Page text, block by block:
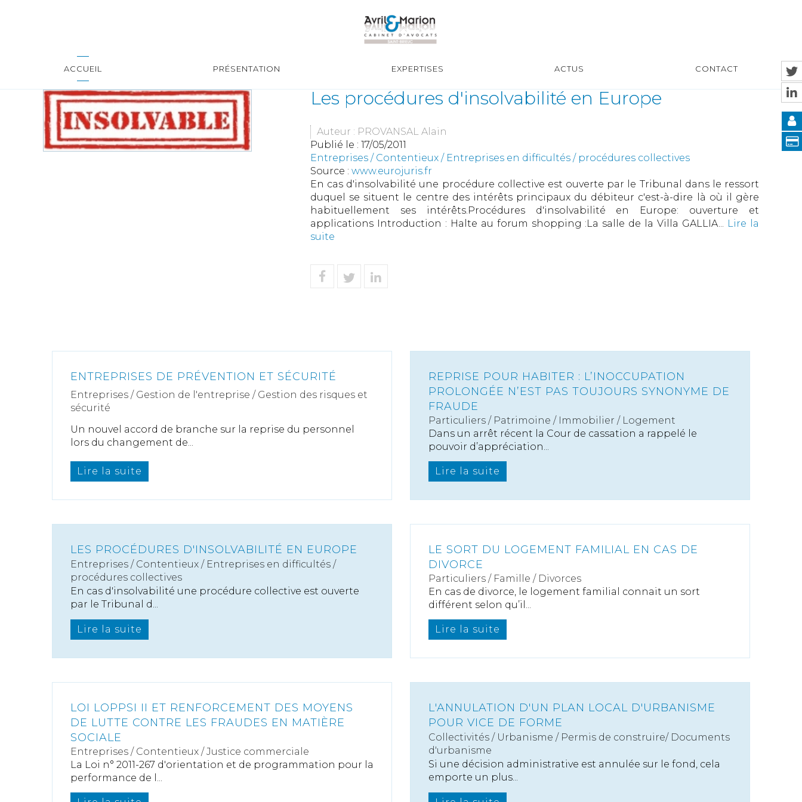
ACCUEIL PRÉSENTATION EXPERTISES ACTUS CONTACT
Les procédures d'insolvabilité en Europe
Auteur : PROVANSAL Alain
Publié le : 17/05/2011
Entreprises / Contentieux / Entreprises en difficultés / procédures collectives
Source : www.eurojuris.fr
En cas d'insolvabilité une procédure collective est ouverte par le Tribunal dans le ressort
duquel se situent le centre des intérêts principaux du débiteur c'est-à-dire là où il gère
habituellement ses intérêts.Procédures d'insolvabilité en Europe: ouverture et
applications Introduction : Halte au forum shopping :La salle de la Villa GALLIA... Lire la
suite
ENTREPRISES DE PRÉVENTION ET SÉCURITÉ
Entreprises / Gestion de l'entreprise / Gestion des risques et
sécurité
Un nouvel accord de branche sur la reprise du personnel
lors du changement de...
Lire la suite
REPRISE POUR HABITER : L’INOCCUPATION
PROLONGÉE N’EST PAS TOUJOURS SYNONYME DE
FRAUDE
Particuliers / Patrimoine / Immobilier / Logement
Dans un arrêt récent la Cour de cassation a rappelé le
pouvoir d’appréciation...
Lire la suite
LES PROCÉDURES D'INSOLVABILITÉ EN EUROPE
Entreprises / Contentieux / Entreprises en difficultés /
procédures collectives
En cas d'insolvabilité une procédure collective est ouverte
par le Tribunal d...
Lire la suite
LE SORT DU LOGEMENT FAMILIAL EN CAS DE
DIVORCE
Particuliers / Famille / Divorces
En cas de divorce, le logement familial connait un sort
différent selon qu’il...
Lire la suite
LOI LOPPSI II ET RENFORCEMENT DES MOYENS
DE LUTTE CONTRE LES FRAUDES EN MATIÈRE
SOCIALE
Entreprises / Contentieux /Justice commerciale
La Loi n° 2011-267 d'orientation et de programmation pour la
performance de l...
L'ANNULATION D'UN PLAN LOCAL D'URBANISME
POUR VICE DE FORME
Collectivités / Urbanisme / Permis de construire/ Documents
d'urbanisme
Si une décision administrative est annulée sur le fond, cela
emporte un plus...